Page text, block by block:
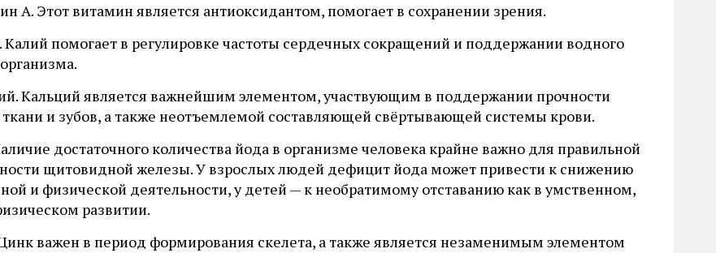
А. Этот витамин является антиоксидантом, помогает в сохранении зрения.
Калий помогает в регулировке частоты сердечных сокращений и поддержании водного
Кальций является важнейшим элементом, участвующим в поддержании прочности
ткани и зубов, а также неотъемлемой составляющей свёртывающей системы крови.
достаточного количества йода в организме человека крайне важно для правильной
щитовидной железы. У взрослых людей дефицит йода может привести к снижению
и физической деятельности, у детей — к необратимому отставанию как в умственном,
развитии.
важен в период формирования скелета, а также является незаменимым элементом